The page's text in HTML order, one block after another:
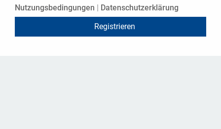
Nutzungsbedingungen
Datenschutzerklärung
Registrieren